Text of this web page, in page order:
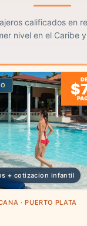
calificados en
nivel en el Caribe
+ cotizacion infantil
· PUERTO PLATA